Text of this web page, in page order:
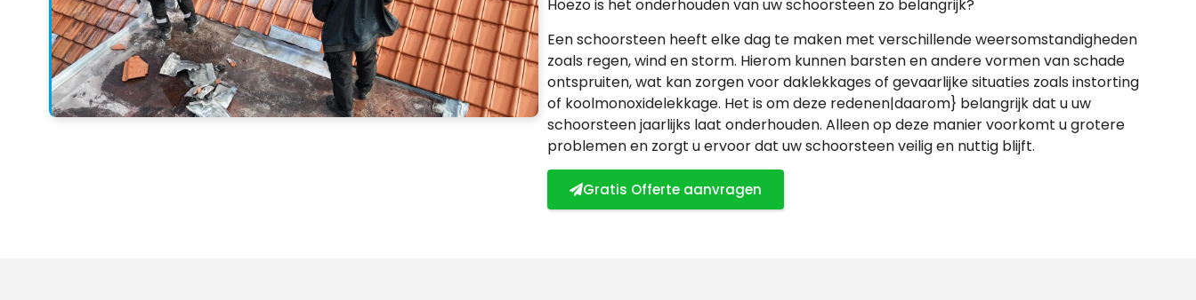
Hoezo is het onderhouden van uw schoorsteen zo belangrijk?
Een schoorsteen heeft elke dag te maken met verschillende weersomstandigheden
zoals regen, wind en storm. Hierom kunnen barsten en andere vormen van schade
ontspruiten, wat kan zorgen voor daklekkages of gevaarlijke situaties zoals instorting
of koolmonoxidelekkage. Het is om deze redenen|daarom} belangrijk dat u uw
schoorsteen jaarlijks laat onderhouden. Alleen op deze manier voorkomt u grotere
problemen en zorgt u ervoor dat uw schoorsteen veilig en nuttig blijft.
Gratis Offerte aanvragen